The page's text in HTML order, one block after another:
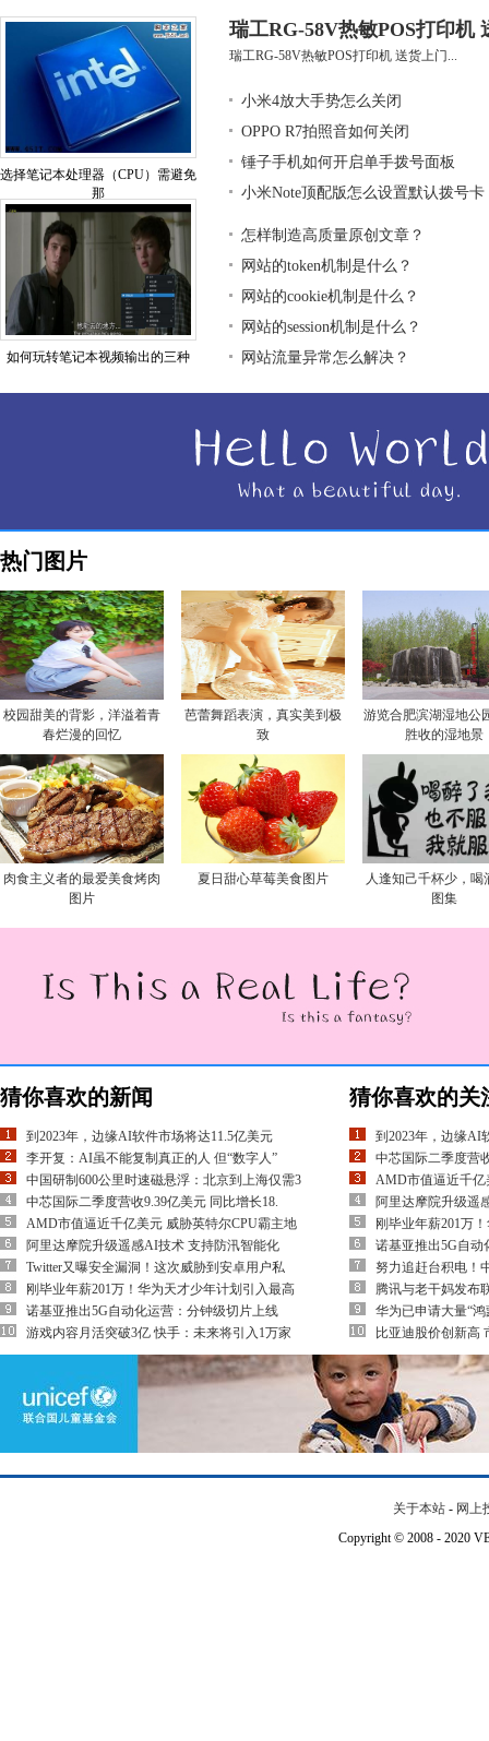
选择笔记本处理器（CPU）需避免
那
如何玩转笔记本视频输出的三种
瑞工RG-58V热敏POS打印机
瑞工RG-58V热敏POS打印机 送货上门...
小米4放大手势怎么关闭
OPPO R7拍照音如何关闭
锤子手机如何开启单手拨号面板
小米Note顶配版怎么设置默认拨号卡
怎样制造高质量原创文章？
网站的token机制是什么？
网站的cookie机制是什么？
网站的session机制是什么？
网站流量异常怎么解决？
热门图片
校园甜美的背影，洋溢着青
春烂漫的回忆
芭蕾舞蹈表演，真实美到极
致
游览合肥滨湖湿地公
胜收的湿地景
肉食主义者的最爱美食烤肉
图片
夏日甜心草莓美食图片
人逢知己千杯少，喝
图集
猜你喜欢的新闻
到2023年，边缘AI软件市场将达11.5亿美元
李开复：AI虽不能复制真正的人 但“数字人”
中国研制600公里时速磁悬浮：北京到上海仅需3
中芯国际二季度营收9.39亿美元 同比增长18.
AMD市值逼近千亿美元 威胁英特尔CPU霸主地
阿里达摩院升级遥感AI技术 支持防汛智能化
Twitter又曝安全漏洞！这次威胁到安卓用户私
刚毕业年薪201万！华为天才少年计划引入最高
诺基亚推出5G自动化运营：分钟级切片上线
游戏内容月活突破3亿 快手：未来将引入1万家
猜你喜欢的关
到2023年，边缘AI
中芯国际二季度营
AMD市值逼近千亿
阿里达摩院升级遥
刚毕业年薪201万
诺基亚推出5G自动
努力追赶台积电！
腾讯与老干妈发布
华为已申请大量“
比亚迪股价创新高
关于本站 - 网上
Copyright © 2008 - 2020